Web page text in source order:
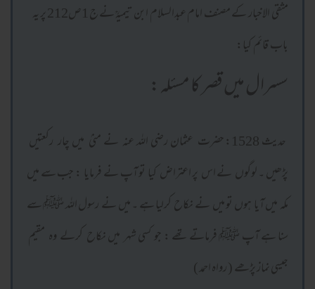
مثقی الاخبار کے مصنف امام عبدالسلام ابن تیمیہؒ نے ج 1ص212 پر یہ
باب قائم کیا:
سسرال میں قصر کا مسئلہ :
حدیث 1528: حضرت عثمان رضی اللہ عنہ نے منیٰ میں چار رکعتیں
پڑھیں ۔ لوگوں نے اس پر اعتراض کیا تو آپ نے فرمایا : جب سے میں
مکہ میں آیا ہوں تو میں نے نکاح کرلیا ہے ۔ میں نے رسول اللہ ﷺ سے
سنا ہے آپ ﷺ فرماتے تھے : جو کسی شہر میں نکاح کرلے وہ مقیم
جیسی نماز پڑھے ( رواہ احمد )